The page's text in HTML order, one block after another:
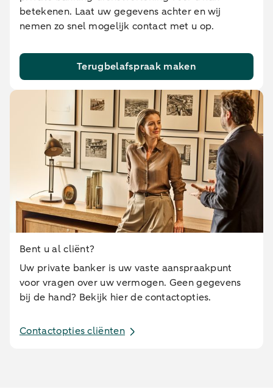
betekenen. Laat uw gegevens achter en wij
nemen zo snel mogelijk contact met u op.
Terugbelafspraak maken
Bent u al cliënt?
Uw private banker is uw vaste aanspraakpunt
voor vragen over uw vermogen. Geen gegevens
bij de hand? Bekijk hier de contactopties.
Contactopties cliënten